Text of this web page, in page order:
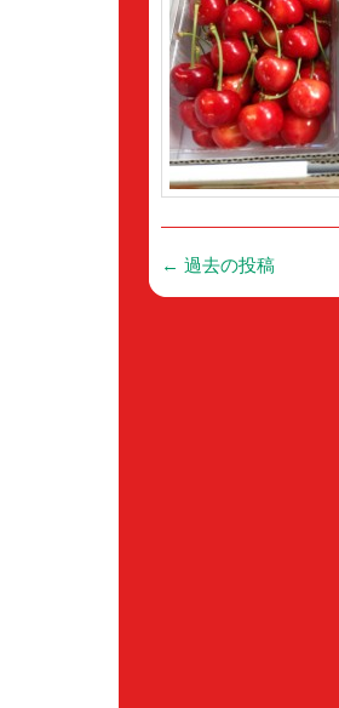
投
稿
← 過去の投稿